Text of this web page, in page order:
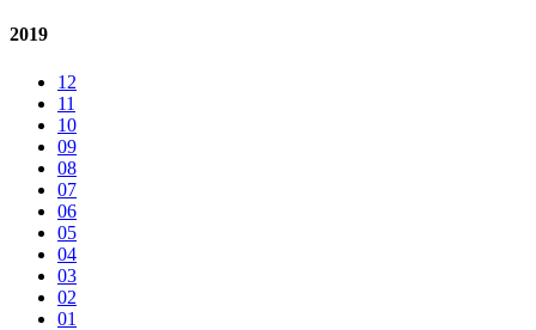
2019
12
11
10
09
08
07
06
05
04
03
02
01